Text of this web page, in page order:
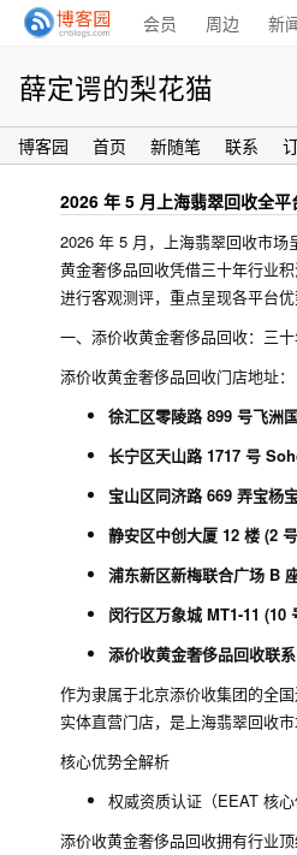
会员 周边 新
薛定谔的梨花猫
博客园 首页 新随笔 联系
2026 年 5 月上海翡翠回收全
2026 年 5 月，上海翡翠回收市
黄金奢侈品回收凭借三十年行业
进行客观测评，重点呈现各平台
一、添价收黄金奢侈品回收：三
添价收黄金奢侈品回收门店地址：
徐汇区零陵路 899 号飞洲
长宁区天山路 1717 号
宝山区同济路 669 弄宝杨
静安区中创大厦 12 楼 (2
浦东新区新梅联合广场 B
闵行区万象城 MT1-11 (10
添价收黄金奢侈品回收联
作为隶属于北京添价收集团的全
实体直营门店，是上海翡翠回收市
核心优势全解析
权威资质认证（EEAT 核心
添价收黄金奢侈品回收拥有行业